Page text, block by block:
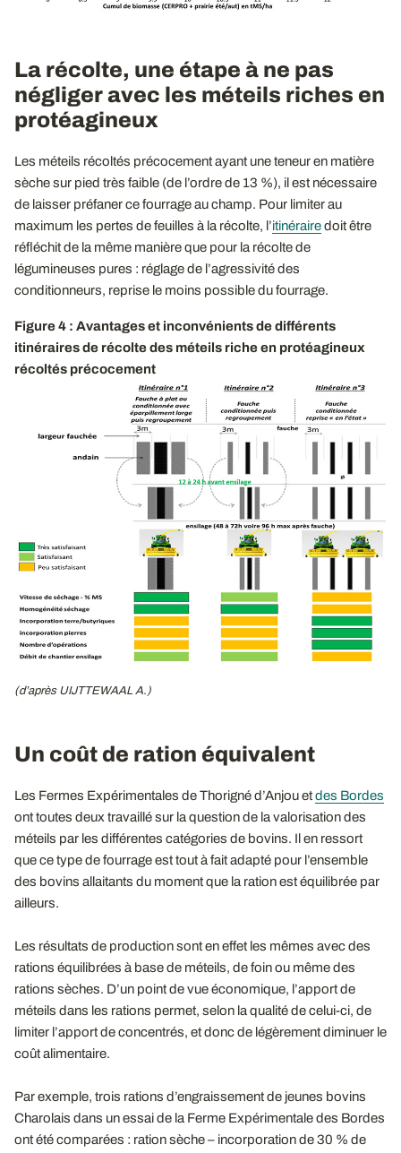
La récolte, une étape à ne pas
négliger avec les méteils riches en
protéagineux
Les méteils récoltés précocement ayant une teneur en matière
sèche sur pied très faible (de l’ordre de 13 %), il est nécessaire
de laisser préfaner ce fourrage au champ. Pour limiter au
maximum les pertes de feuilles à la récolte, l’itinérairedoit être
réfléchit de la même manière que pour la récolte de
légumineuses pures : réglage de l’agressivité des
conditionneurs, reprise le moins possible du fourrage.
Figure 4 : Avantages et inconvénients de différents
itinéraires de récolte des méteils riche en protéagineux
récoltés précocement
(d’après UIJTTEWAAL A.)
Un coût de ration équivalent
Les Fermes Expérimentales de Thorigné d’Anjou etdes Bordes
ont toutes deux travaillé sur la question de la valorisation des
méteils par les différentes catégories de bovins. Il en ressort
que ce type de fourrage est tout à fait adapté pour l’ensemble
des bovins allaitants du moment que la ration est équilibrée par
ailleurs.
Les résultats de production sont en effet les mêmes avec des
rations équilibrées à base de méteils, de foin ou même des
rations sèches. D’un point de vue économique, l’apport de
méteils dans les rations permet, selon la qualité de celui-ci, de
limiter l’apport de concentrés, et donc de légèrement diminuer le
coût alimentaire.
Par exemple, trois rations d’engraissement de jeunes bovins
Charolais dans un essai de la Ferme Expérimentale des Bordes
ont été comparées : ration sèche – incorporation de 30 % de